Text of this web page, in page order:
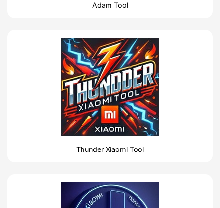
Adam Tool
Thunder Xiaomi Tool